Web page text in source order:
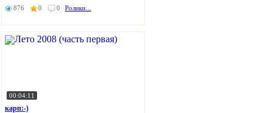
876 0 0 Ролики...
00:04:11
карп:-)